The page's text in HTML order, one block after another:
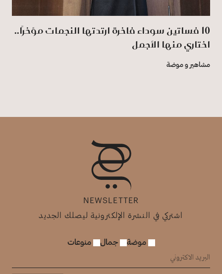
10 فساتين سوداء فاخرة ارتدتها النجمات مؤخرًا..
اختاري منها الأجمل
مشاهير و موضة
NEWSLETTER
اشتركي في النشرة الإلكترونية ليصلك الجديد
موضة جمال منوعات